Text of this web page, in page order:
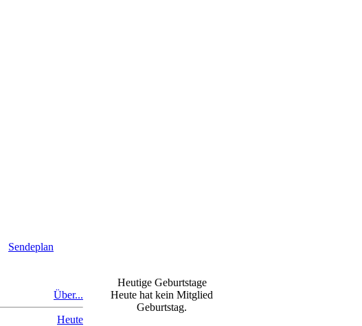
Sendeplan
Über...
Heute
Heutige Geburtstage
Heute hat kein Mitglied
Geburtstag.